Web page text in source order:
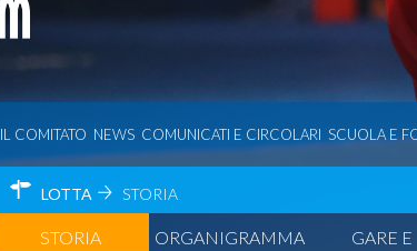
IL COMITATO NEWS COMUNICATI E CIRCOLARI SCUOLA E
LOTTA STORIA
STORIA ORGANIGRAMMA
GARE E